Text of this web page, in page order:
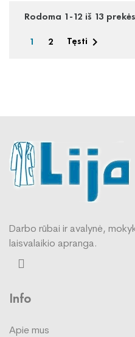
Rodoma 1-12 iš 13
1
2 Tęsti 
Darbo rūbai ir avalynė,
laisvalaikio apranga.
Info
Apie mus